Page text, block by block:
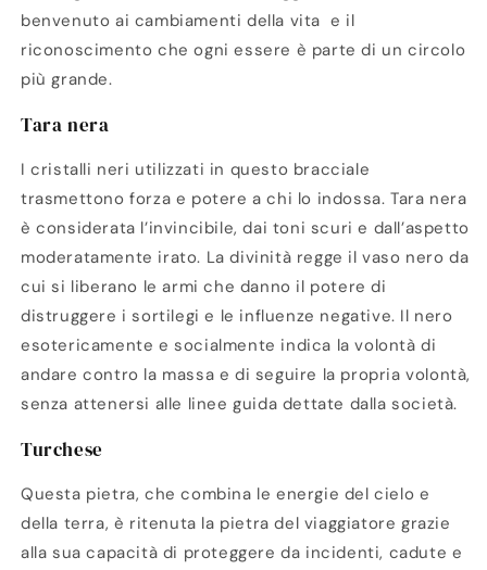
benvenuto ai cambiamenti della vita e il
riconoscimento che ogni essere è parte di un circolo
più grande.
Tara nera
I cristalli neri utilizzati in questo bracciale
trasmettono forza e potere a chi lo indossa. Tara nera
è considerata l’invincibile, dai toni scuri e dall’aspetto
moderatamente irato. La divinità regge il vaso nero da
cui si liberano le armi che danno il potere di
distruggere i sortilegi e le influenze negative. Il nero
esotericamente e socialmente indica la volontà di
andare contro la massa e di seguire la propria volontà,
senza attenersi alle linee guida dettate dalla società.
Turchese
Questa pietra, che combina le energie del cielo e
della terra, è ritenuta la pietra del viaggiatore grazie
alla sua capacità di proteggere da incidenti, cadute e